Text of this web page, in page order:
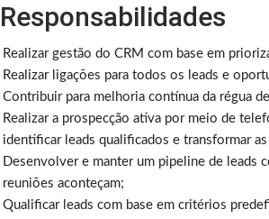
Realizar gestão do CRM com base em
Realizar ligações para todos os leads e
Contribuir para melhoria contínua da régua
Realizar a prospecção ativa por meio de
identificar leads qualificados e transformar
Desenvolver e manter um pipeline de leads
reuniões aconteçam;
Qualificar leads com base em critérios